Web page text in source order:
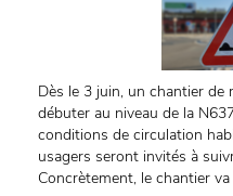
Dès le 3 juin, un chantier
débuter au niveau de la
conditions de circulation
usagers seront invités à
Concrètement, le chantier